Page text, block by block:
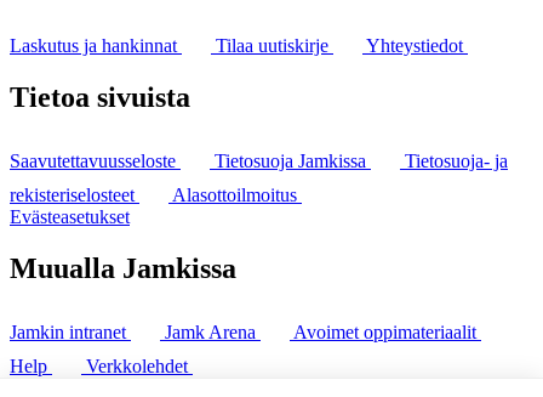
Laskutus ja hankinnat Tilaa uutiskirje Yhteystiedot
Tietoa sivuista
Saavutettavuusseloste Tietosuoja Jamkissa
Tietosuoja- ja
rekisteriselosteet
Alasottoilmoitus
Evästeasetukset
Muualla Jamkissa
Jamkin intranet Jamk Arena
Avoimet oppimateriaalit
Help
Verkkolehdet